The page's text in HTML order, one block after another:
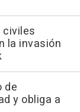
civiles
la invasión
de
y obliga a